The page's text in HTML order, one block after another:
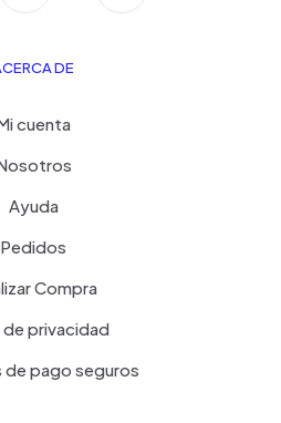
DE
cuenta
Ayuda
Pedidos
Compra
de privacidad
pago seguros